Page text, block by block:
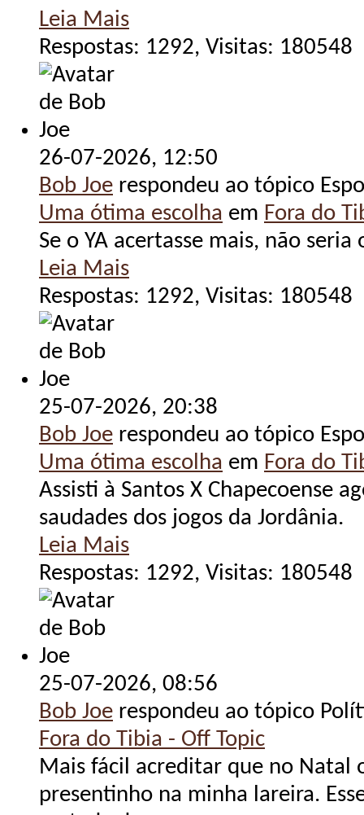
Leia Mais
Respostas: 1292, Visitas: 180548
26-07-2026, 12:50
Bob Joe respondeu ao tópico
Uma ótima escolha em Fora do
Se o YA acertasse mais, não
Leia Mais
Respostas: 1292, Visitas: 180548
25-07-2026, 20:38
Bob Joe respondeu ao tópico
Uma ótima escolha em Fora do
Assisti à Santos X Chapecoense
saudades dos jogos da Jordânia.
Leia Mais
Respostas: 1292, Visitas: 180548
25-07-2026, 08:56
Bob Joe respondeu ao tópico
Fora do Tibia - Off Topic
Mais fácil acreditar que no Natal
presentinho na minha lareira.